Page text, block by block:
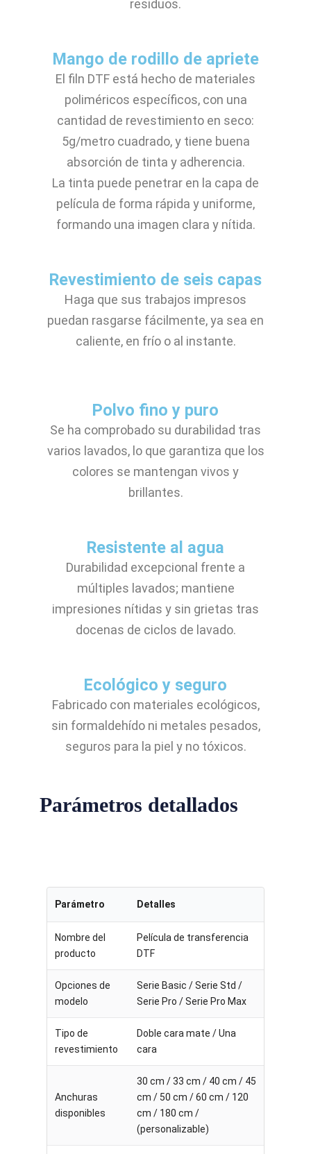
residuos.
Mango de rodillo de apriete
El filn DTF está hecho de materiales
poliméricos específicos, con una
cantidad de revestimiento en seco:
5g/metro cuadrado, y tiene buena
absorción de tinta y adherencia.
La tinta puede penetrar en la capa de
película de forma rápida y uniforme,
formando una imagen clara y nítida.
Revestimiento de seis capas
Haga que sus trabajos impresos
puedan rasgarse fácilmente, ya sea en
caliente, en frío o al instante.
Polvo fino y puro
Se ha comprobado su durabilidad tras
varios lavados, lo que garantiza que los
colores se mantengan vivos y
brillantes.
Resistente al agua
Durabilidad excepcional frente a
múltiples lavados; mantiene
impresiones nítidas y sin grietas tras
docenas de ciclos de lavado.
Ecológico y seguro
Fabricado con materiales ecológicos,
sin formaldehído ni metales pesados,
seguros para la piel y no tóxicos.
Parámetros detallados
Parámetro Detalles
Nombre del
producto
Película de transferencia
DTF
Opciones de
modelo
Serie Basic / Serie Std /
Serie Pro / Serie Pro Max
Tipo de
revestimiento
Doble cara mate / Una
cara
Anchuras
disponibles
30 cm / 33 cm / 40 cm / 45
cm / 50 cm / 60 cm / 120
cm / 180 cm /
(personalizable)